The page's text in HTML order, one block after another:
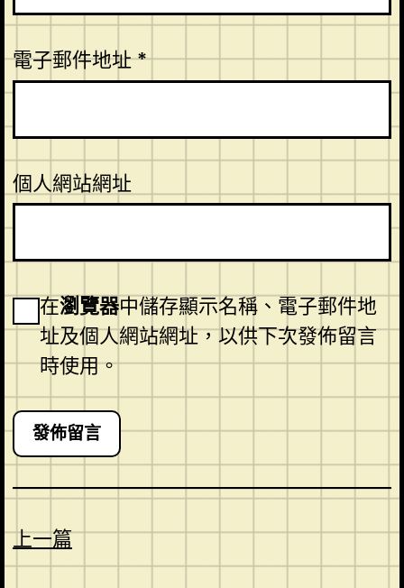
電子郵件地址*
個人網站網址
在瀏覽器中儲存顯示名稱、電子郵件地
址及個人網站網址，以供下次發佈留言
時使用。
上一篇